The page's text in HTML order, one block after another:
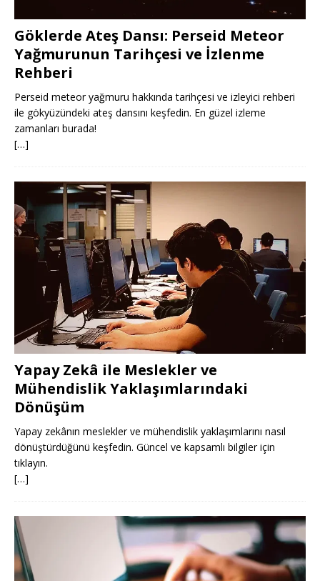
Göklerde Ateş Dansı: Perseid Meteor
Yağmurunun Tarihçesi ve İzlenme
Rehberi
Perseid meteor yağmuru hakkında tarihçesi ve izleyici rehberi
ile gökyüzündeki ateş dansını keşfedin. En güzel izleme
zamanları burada!
[…]
Yapay Zekâ ile Meslekler ve
Mühendislik Yaklaşımlarındaki
Dönüşüm
Yapay zekânın meslekler ve mühendislik yaklaşımlarını nasıl
dönüştürdüğünü keşfedin. Güncel ve kapsamlı bilgiler için
tıklayın.
[…]